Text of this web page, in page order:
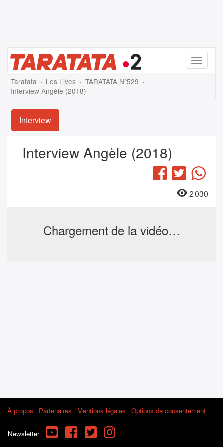
Menu
Taratata Les Lives
TARATATA N°529
Interview Angèle (2018)
Interview
Interview Angèle (2018)
Facebook
Twitter
2 030
Chargement de la vidéo…
À propos Partenaires Mentions légales Options de consentement
Newsletter YouTube FacebookTwitterInstagram